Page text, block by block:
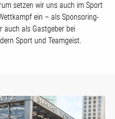
setzen wir uns auch im Sport
ein – als Sponsoring-
auch als Gastgeber bei
Sport und Teamgeist.